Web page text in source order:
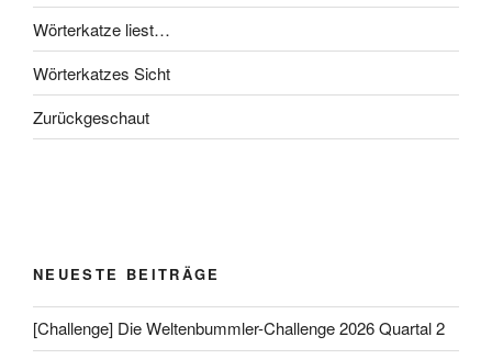
Wörterkatze liest…
Wörterkatzes Sicht
Zurückgeschaut
NEUESTE BEITRÄGE
[Challenge] Die Weltenbummler-Challenge 2026 Quartal 2